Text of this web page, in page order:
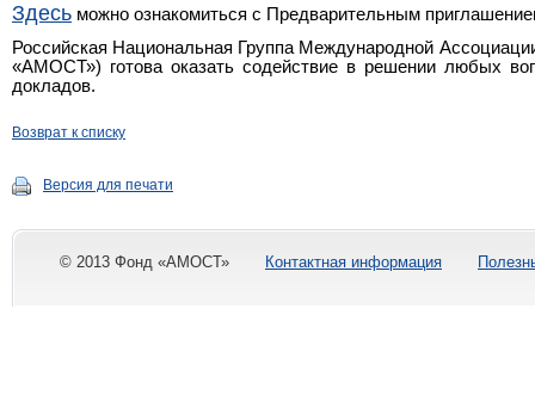
Здесь можно ознакомиться с Предварительным
Российская Национальная Группа Международной
«АМОСТ») готова оказать содействие в решении любых
докладов.
Возврат к списку
Версия для печати
© 2013 Фонд «АМОСТ» Контактная информация